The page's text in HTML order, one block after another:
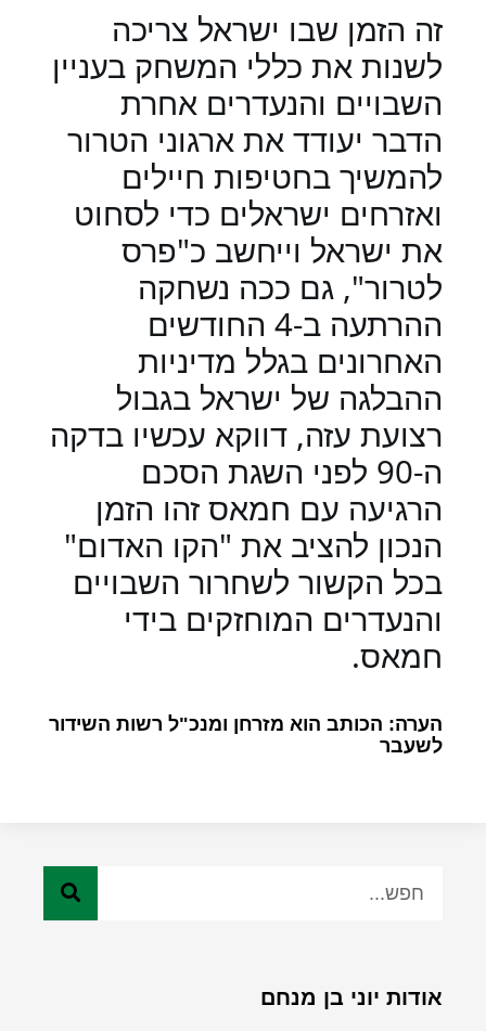
זה הזמן שבו ישראל צריכה
לשנות את כללי המשחק בעניין
השבויים והנעדרים אחרת
הדבר יעודד את ארגוני הטרור
להמשיך בחטיפות חיילים
ואזרחים ישראלים כדי לסחוט
את ישראל וייחשב כ"פרס
לטרור", גם ככה נשחקה
ההרתעה ב-4 החודשים
האחרונים בגלל מדיניות
ההבלגה של ישראל בגבול
רצועת עזה, דווקא עכשיו בדקה
ה-90 לפני השגת הסכם
הרגיעה עם חמאס זהו הזמן
הנכון להציב את "הקו האדום"
בכל הקשור לשחרור השבויים
והנעדרים המוחזקים בידי
חמאס.
הערה: הכותב הוא מזרחן ומנכ"ל רשות השידור
לשעבר
אודות יוני בן מנחם